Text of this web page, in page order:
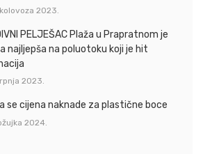
2023.
PELJEŠAC Plaža u Prapratnom je
najljepša na poluotoku koji je hit
2023.
se cijena naknade za plastične boce
2024.